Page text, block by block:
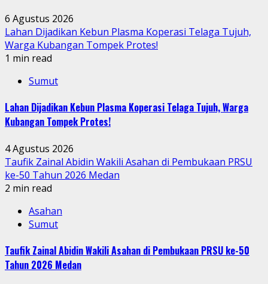
6 Agustus 2026
Lahan Dijadikan Kebun Plasma Koperasi Telaga Tujuh,
Warga Kubangan Tompek Protes!
1 min read
Sumut
Lahan Dijadikan Kebun Plasma Koperasi Telaga Tujuh, Warga
Kubangan Tompek Protes!
4 Agustus 2026
Taufik Zainal Abidin Wakili Asahan di Pembukaan PRSU
ke-50 Tahun 2026 Medan
2 min read
Asahan
Sumut
Taufik Zainal Abidin Wakili Asahan di Pembukaan PRSU ke-50
Tahun 2026 Medan